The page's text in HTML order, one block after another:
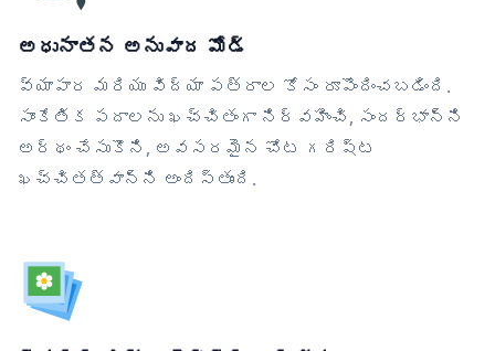
అధునాతన అనువాద మోడ్
వ్యాపార మరియు విద్యా పత్రాల కోసం రూపొందించబడింది.
సాంకేతిక పదాలను ఖచ్చితంగా నిర్వహించి, సందర్భాన్ని
అర్థం చేసుకొని, అవసరమైన చోట గరిష్ట
ఖచ్చితత్వాన్ని అందిస్తుంది.